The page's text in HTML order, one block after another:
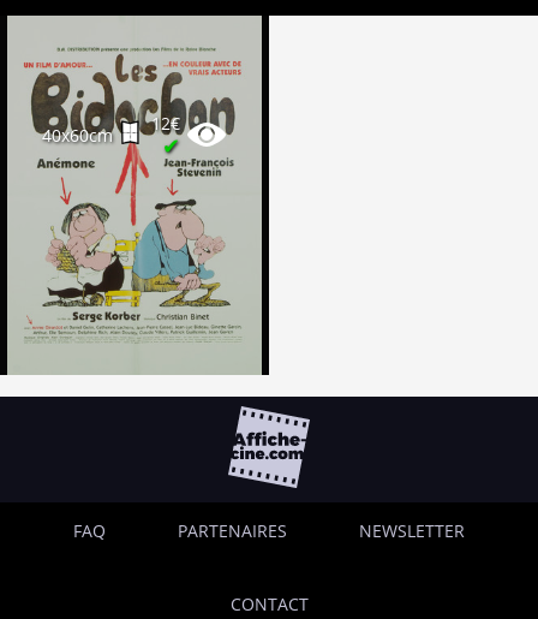
40x60cm
12€
✔
FAQ PARTENAIRES NEWSLETTER
CONTACT